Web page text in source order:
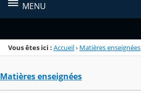
MENU
Vous êtes ici : Accueil› Matières enseignées
Matières enseignées